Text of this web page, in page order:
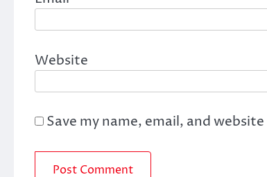
Website
Save my name, email, and